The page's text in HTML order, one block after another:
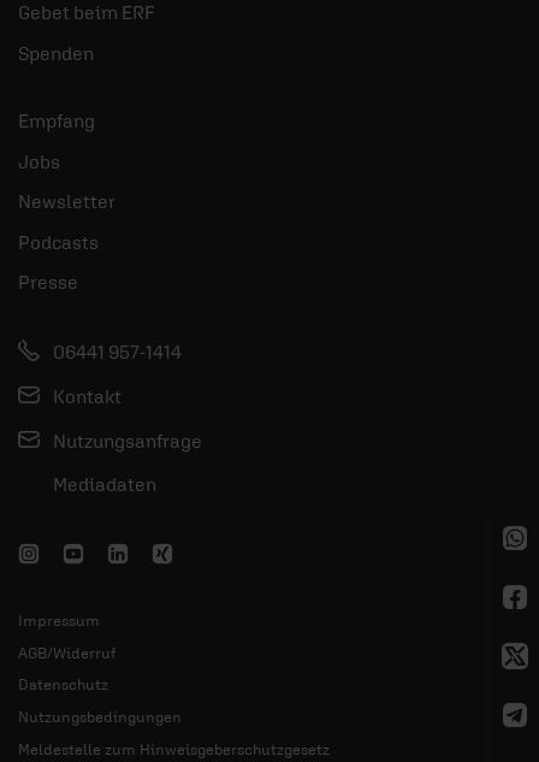
Gebet beim ERF
Spenden
Empfang
Jobs
Newsletter
Podcasts
Presse
06441 957-1414
Kontakt
Nutzungsanfrage
Mediadaten
Impressum
AGB/Widerruf
Datenschutz
Nutzungsbedingungen
Meldestelle zum Hinweisgeberschutzgesetz